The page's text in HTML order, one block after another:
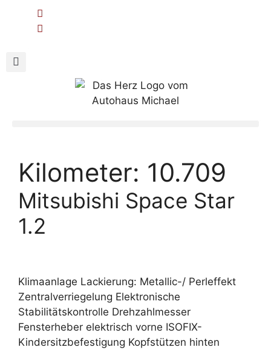
Kilometer: 10.709
Mitsubishi Space Star
1.2
Klimaanlage Lackierung: Metallic-/ Perleffekt
Zentralverriegelung Elektronische
Stabilitätskontrolle Drehzahlmesser
Fensterheber elektrisch vorne ISOFIX-
Kindersitzbefestigung Kopfstützen hinten